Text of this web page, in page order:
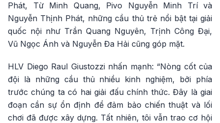
Phát, Từ Minh Quang, Pivo Nguyễn Minh Trí và
Nguyễn Thịnh Phát, những cầu thủ trẻ nổi bật tại giải
quốc nội như Trần Quang Nguyên, Trịnh Công Đại,
Vũ Ngọc Ánh và Nguyễn Đa Hải cũng góp mặt.
HLV Diego Raul Giustozzi nhấn mạnh: “Nòng cốt của
đội là những cầu thủ nhiều kinh nghiệm, bởi phía
trước chúng ta có hai giải đấu chính thức. Đây là giai
đoạn cần sự ổn định để đảm bảo chiến thuật và lối
chơi đã được xây dựng. Tất nhiên, tôi vẫn trao cơ hội